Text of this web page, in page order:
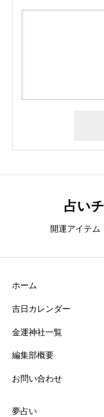
占い
開運アイテム
ホーム
吉日カレンダー
金運神社一覧
編集部概要
お問い合わせ
夢占い